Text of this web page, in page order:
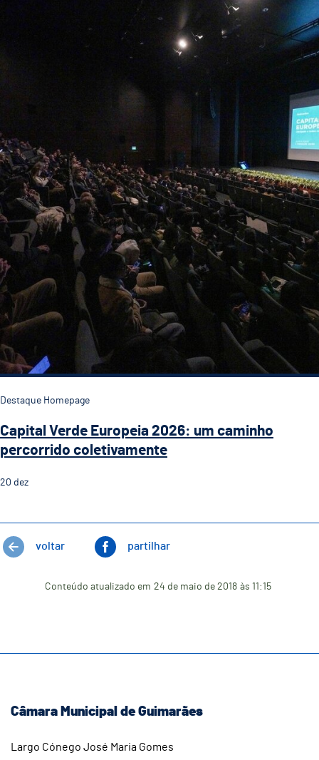
Destaque Homepage
Capital Verde Europeia 2026: um caminho
percorrido coletivamente
20 dez
voltar partilhar
Conteúdo atualizado em 24 de maio de 2018 às 11:15
Câmara Municipal de Guimarães
Largo Cónego José Maria Gomes